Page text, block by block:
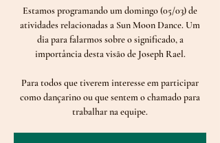
Estamos programando um domingo (05/03) de
atividades relacionadas a Sun Moon Dance. Um
dia para falarmos sobre o significado, a
importância desta visão de Joseph Rael.
Para todos que tiverem interesse em participar
como dançarino ou que sentem o chamado para
trabalhar na equipe.